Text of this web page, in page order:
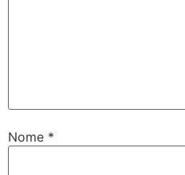
Nome *